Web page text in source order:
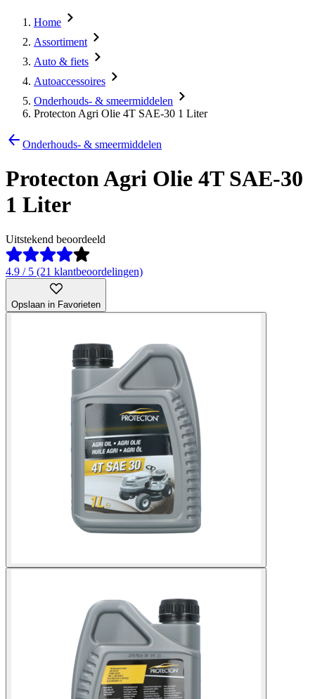
Home
Assortiment
Auto & fiets
Autoaccessoires
Onderhouds- & smeermiddelen
Protecton Agri Olie 4T SAE-30 1 Liter
Onderhouds- & smeermiddelen
Protecton Agri Olie 4T SAE-30
1 Liter
Uitstekend beoordeeld
4.9 / 5 (21 klantbeoordelingen)
Opslaan in Favorieten